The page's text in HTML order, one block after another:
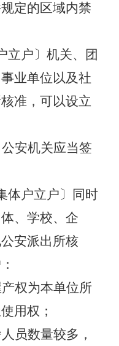
定的区域内禁
立户〕机关、团
业单位以及社
准，可以设立
安机关应当签
体户立户〕同时
、学校、企
安派出所核
产权为本单位所
用权；
员数量较多，